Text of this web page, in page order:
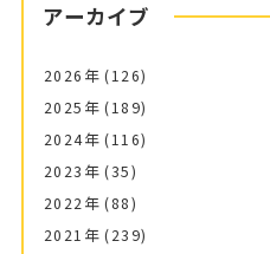
アーカイブ
2026年 (126)
2025年 (189)
2024年 (116)
2023年 (35)
2022年 (88)
2021年 (239)